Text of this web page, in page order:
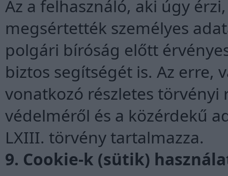
Az a felhasználó, aki úgy
megsértették személyes
polgári bíróság előtt
biztos segítségét is. Az erre,
vonatkozó részletes törvényi
védelméről és a közérdekű
LXIII. törvény tartalmazza.
9. Cookie-k (sütik)